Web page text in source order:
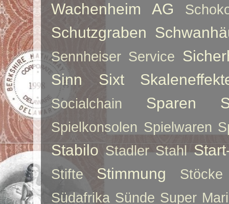
Wachenheim AG
Schutzgraben
Sennheiser Service
Sinn
Sixt
Socialchain Sparen
Spielkonsolen Spielwaren
Stabilo Stadler Stahl
Stifte Stimmung
Stöcke
Südafrika Sünde Super